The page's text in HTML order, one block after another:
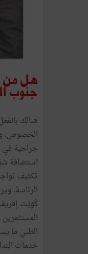
هل من
جنوب
هنالك
الخصوص.
جراحية في
استضافة
تكثيف
الرئاسة.
كُوَيْت
الطبي ما
خدمات